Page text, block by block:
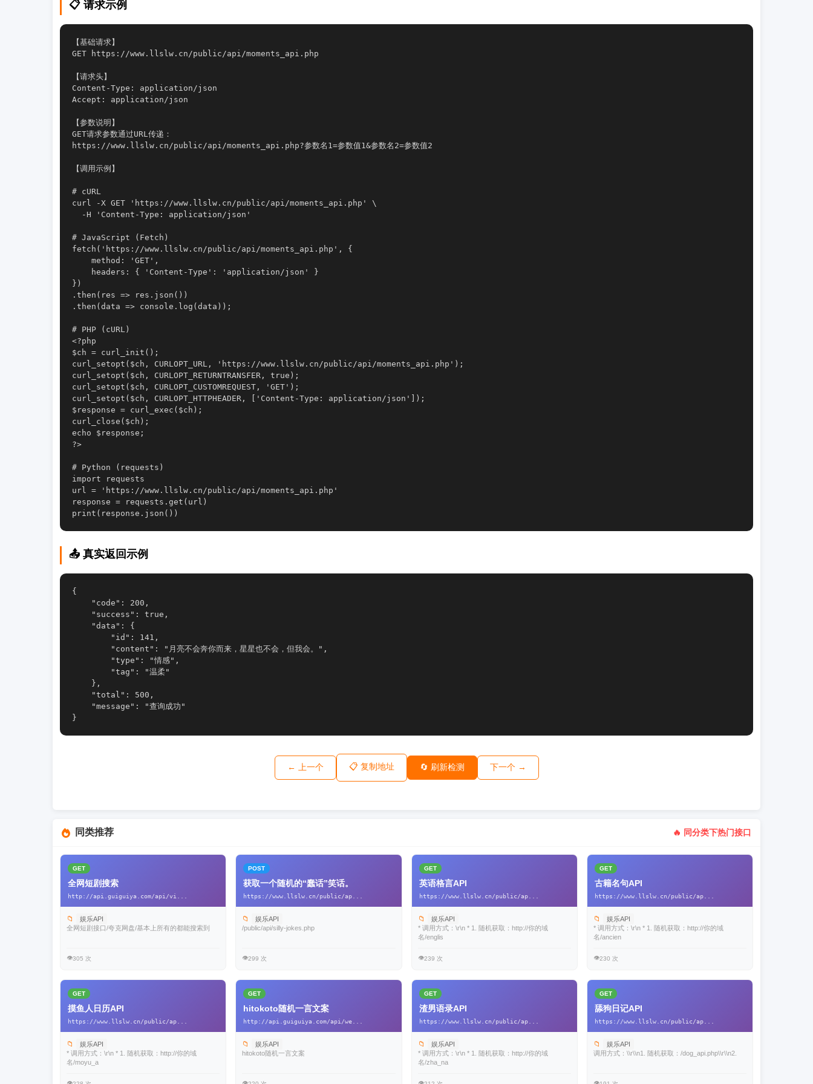
📋 请求示例
【基础请求】
GET https://www.llslw.cn/public/api/moments_api.php
【请求头】
Content-Type: application/json
Accept: application/json
【参数说明】
GET请求参数通过URL传递：
https://www.llslw.cn/public/api/moments_api.php?参数名1=参数值1&参数名2=参数值2
【调用示例】
# cURL
curl -X GET 'https://www.llslw.cn/public/api/moments_api.php' \
  -H 'Content-Type: application/json'
# JavaScript (Fetch)
fetch('https://www.llslw.cn/public/api/moments_api.php', {
    method: 'GET',
    headers: { 'Content-Type': 'application/json' }
})
.then(res => res.json())
.then(data => console.log(data));
# PHP (cURL)
<?php
$ch = curl_init();
curl_setopt($ch, CURLOPT_URL, 'https://www.llslw.cn/public/api/moments_api.php');
curl_setopt($ch, CURLOPT_RETURNTRANSFER, true);
curl_setopt($ch, CURLOPT_CUSTOMREQUEST, 'GET');
curl_setopt($ch, CURLOPT_HTTPHEADER, ['Content-Type: application/json']);
$response = curl_exec($ch);
curl_close($ch);
echo $response;
?>
# Python (requests)
import requests
url = 'https://www.llslw.cn/public/api/moments_api.php'
response = requests.get(url)
📤 真实返回示例
{
    "code": 200,
    "success": true,
    "data": {
        "id": 141,
        "content": "月亮不会奔你而来，星星也不会，但我会。",
        "type": "情感",
        "tag": "温柔"
    },
    "total": 500,
    "message": "查询成功"
}
← 上一个 📋 复制地址 🔄 刷新检测 下一个 →
同类推荐 🔥 同分类下热门接口
GET
全网短剧搜索
http://api.guiguiya.com/api/vi...
📁
娱乐API
全网短剧接口/夸克网盘/基本上所有的都能搜索到
👁️305 次
POST
获取一个随机的“蠢话”笑话。
https://www.llslw.cn/public/ap...
📁
娱乐API
/public/api/silly-jokes.php
👁️299 次
GET
英语格言API
https://www.llslw.cn/public/ap...
📁
娱乐API
* 调用方式：\r\n * 1. 随机获取：http://你的域
名/englis
👁️239 次
GET
古籍名句API
https://www.llslw.cn/public/ap...
📁
娱乐API
* 调用方式：\r\n * 1. 随机获取：http://你的域
名/ancien
👁️230 次
GET
摸鱼人日历API
https://www.llslw.cn/public/ap...
📁
娱乐API
* 调用方式：\r\n * 1. 随机获取：http://你的域
名/moyu_a
GET
hitokoto随机一言文案
http://api.guiguiya.com/api/we...
📁
娱乐API
hitokoto随机一言文案
GET
渣男语录API
https://www.llslw.cn/public/ap...
📁
娱乐API
* 调用方式：\r\n * 1. 随机获取：http://你的域
名/zha_na
GET
舔狗日记API
https://www.llslw.cn/public/ap...
📁
娱乐API
调用方式：\\r\\n1. 随机获取：/dog_api.php\\r\\n2.